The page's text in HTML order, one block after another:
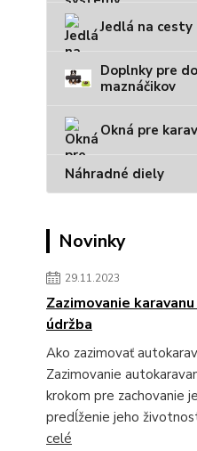
Jedlá na cesty
Doplnky pre
maznáčikov
Okná pre
Náhradné diely
Novinky
29.11.2023
Zazimovanie
údržba
Ako zazimovať
Zazimovanie
krokom pre zachovanie
predĺženie jeho
celé